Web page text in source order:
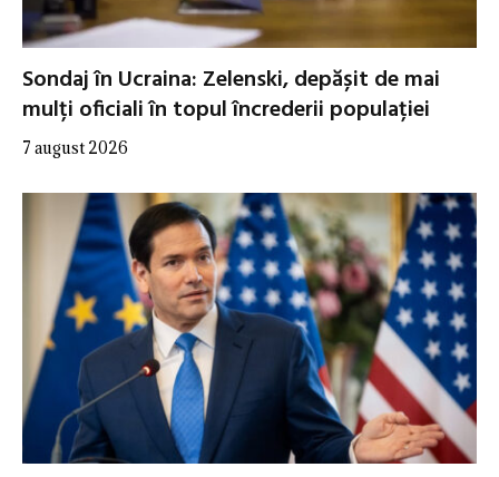
Sondaj în Ucraina: Zelenski, depășit de mai
mulți oficiali în topul încrederii populației
7 august 2026